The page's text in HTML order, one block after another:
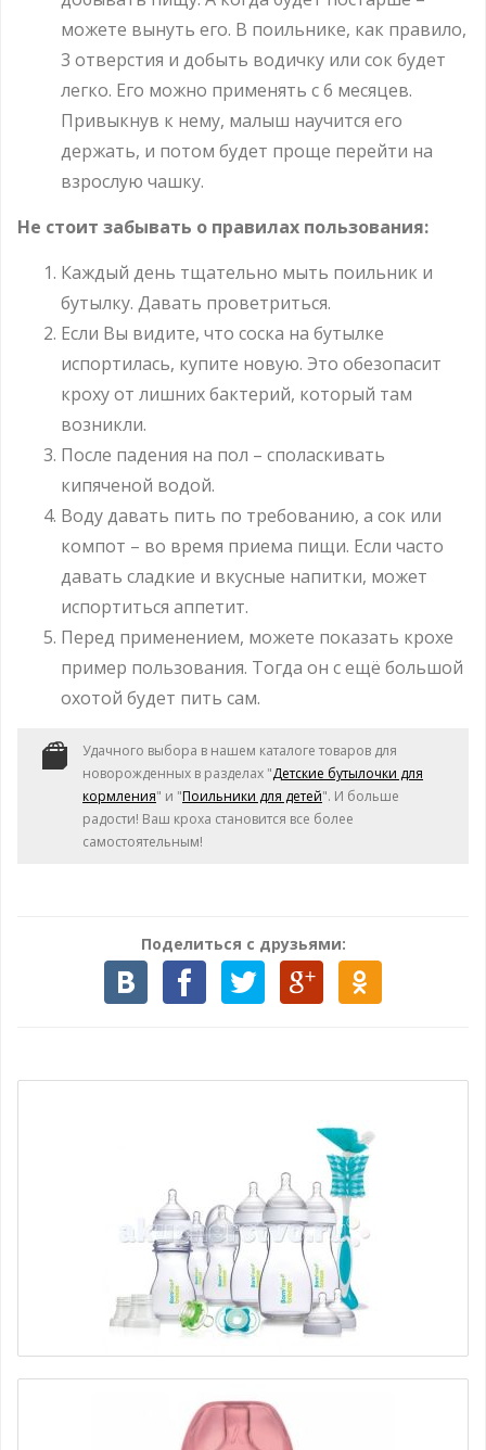
можете вынуть его. В поильнике, как правило,
3 отверстия и добыть водичку или сок будет
легко. Его можно применять с 6 месяцев.
Привыкнув к нему, малыш научится его
держать, и потом будет проще перейти на
взрослую чашку.
Не стоит забывать о правилах пользования:
Каждый день тщательно мыть поильник и
бутылку. Давать проветриться.
Если Вы видите, что соска на бутылке
испортилась, купите новую. Это обезопасит
кроху от лишних бактерий, который там
возникли.
После падения на пол – споласкивать
кипяченой водой.
Воду давать пить по требованию, а сок или
компот – во время приема пищи. Если часто
давать сладкие и вкусные напитки, может
испортиться аппетит.
Перед применением, можете показать крохе
пример пользования. Тогда он с ещё большой
охотой будет пить сам.
Удачного выбора в нашем каталоге товаров для
новорожденных в разделах "Детские бутылочки для
кормления" и "Поильники для детей". И больше
радости! Ваш кроха становится все более
самостоятельным!
Поделиться с друзьями:
Подарочный набор Breeze Delux пластик BornFree